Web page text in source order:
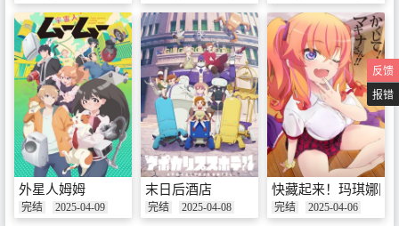
外星人姆姆
完结 2025-04-09
末日后酒店
完结 2025-04-08
快藏起来！玛琪娜同
完结 2025-04-06
反馈
报错